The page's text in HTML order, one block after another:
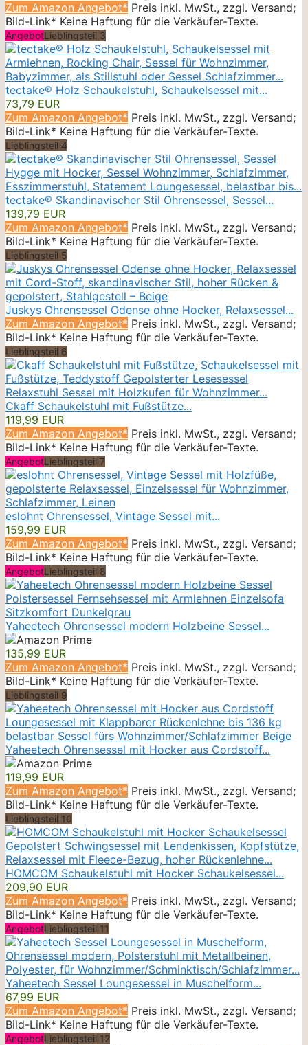
Zum Amazon Angebot* Preis inkl. MwSt., zzgl. Versand;
Bild-Link* Keine Haftung für die Verkäufer-Texte.
AngebotLieblingsteil 3
tectake® Holz Schaukelstuhl, Schaukelsessel mit...
73,79 EUR
Zum Amazon Angebot* Preis inkl. MwSt., zzgl. Versand;
Bild-Link* Keine Haftung für die Verkäufer-Texte.
Lieblingsteil 4
tectake® Skandinavischer Stil Ohrensessel, Sessel...
139,79 EUR
Zum Amazon Angebot* Preis inkl. MwSt., zzgl. Versand;
Bild-Link* Keine Haftung für die Verkäufer-Texte.
Lieblingsteil 5
Juskys Ohrensessel Odense ohne Hocker, Relaxsessel...
Zum Amazon Angebot* Preis inkl. MwSt., zzgl. Versand;
Bild-Link* Keine Haftung für die Verkäufer-Texte.
Lieblingsteil 6
Ckaff Schaukelstuhl mit Fußstütze...
119,99 EUR
Zum Amazon Angebot* Preis inkl. MwSt., zzgl. Versand;
Bild-Link* Keine Haftung für die Verkäufer-Texte.
AngebotLieblingsteil 7
eslohnt Ohrensessel, Vintage Sessel mit...
159,99 EUR
Zum Amazon Angebot* Preis inkl. MwSt., zzgl. Versand;
Bild-Link* Keine Haftung für die Verkäufer-Texte.
AngebotLieblingsteil 8
Yaheetech Ohrensessel modern Holzbeine Sessel...
135,99 EUR
Zum Amazon Angebot* Preis inkl. MwSt., zzgl. Versand;
Bild-Link* Keine Haftung für die Verkäufer-Texte.
Lieblingsteil 9
Yaheetech Ohrensessel mit Hocker aus Cordstoff...
119,99 EUR
Zum Amazon Angebot* Preis inkl. MwSt., zzgl. Versand;
Bild-Link* Keine Haftung für die Verkäufer-Texte.
Lieblingsteil 10
HOMCOM Schaukelstuhl mit Hocker Schaukelsessel...
209,90 EUR
Zum Amazon Angebot* Preis inkl. MwSt., zzgl. Versand;
Bild-Link* Keine Haftung für die Verkäufer-Texte.
AngebotLieblingsteil 11
Yaheetech Sessel Loungesessel in Muschelform...
67,99 EUR
Zum Amazon Angebot* Preis inkl. MwSt., zzgl. Versand;
Bild-Link* Keine Haftung für die Verkäufer-Texte.
AngebotLieblingsteil 12